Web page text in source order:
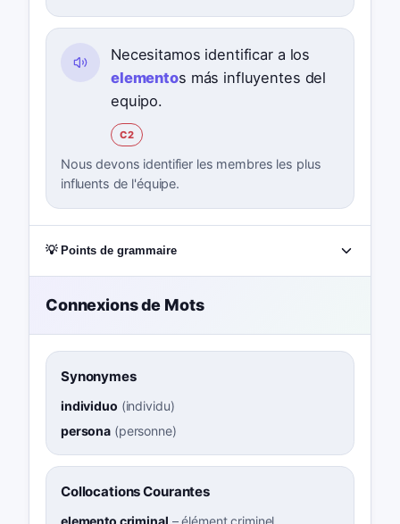
Necesitamos identificar a los
elementos más influyentes del
equipo.
C2
Nous devons identifier les membres les plus
influents de l'équipe.
💡 Points de grammaire
Connexions de Mots
Synonymes
individuo (individu)
persona (personne)
Collocations Courantes